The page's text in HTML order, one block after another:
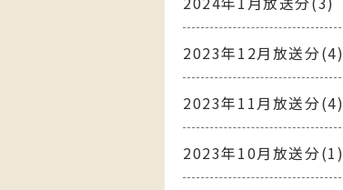
2023年12月放送分(4)
2023年11月放送分(4)
2023年10月放送分(1)